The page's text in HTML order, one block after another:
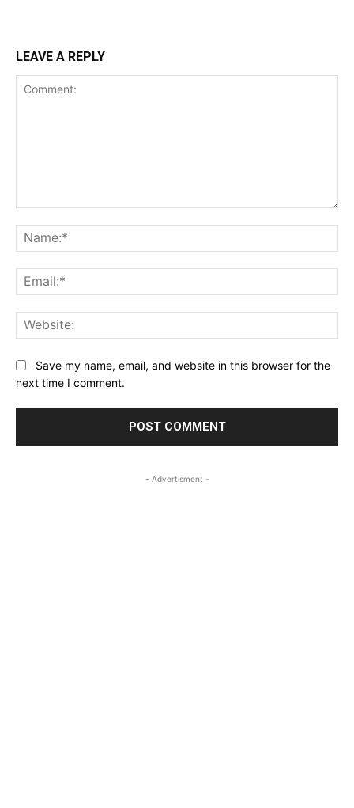
LEAVE A REPLY
Save my name, email, and website in this browser for the
next time I comment.
- Advertisment -